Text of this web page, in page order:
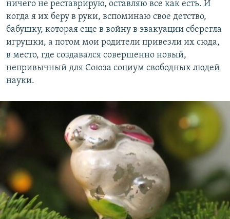
ничего не реставрирую, оставляю все как есть. И
когда я их беру в руки, вспоминаю свое детство,
бабушку, которая еще в войну в эвакуации сберегла
игрушки, а потом мои родители привезли их сюда,
в место, где создавался совершенно новый,
непривычный для Союза социум свободных людей
науки.